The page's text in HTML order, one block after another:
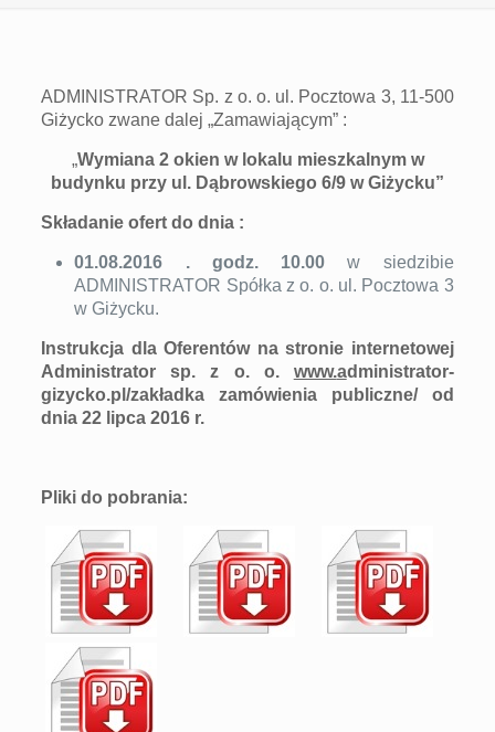
ADMINISTRATOR Sp. z o. o. ul. Pocztowa 3, 11-500
Giżycko zwane dalej „Zamawiającym” :
„Wymiana 2 okien w lokalu mieszkalnym w
budynku przy ul. Dąbrowskiego 6/9 w Giżycku”
Składanie ofert do dnia :
01.08.2016 . godz. 10.00 w siedzibie
ADMINISTRATOR Spółka z o. o. ul. Pocztowa 3
w Giżycku.
Instrukcja dla Oferentów na stronie internetowej
Administrator sp. z o. o. www.administrator-
gizycko.pl/zakładka zamówienia publiczne/ od
dnia 22 lipca 2016 r.
Pliki do pobrania: